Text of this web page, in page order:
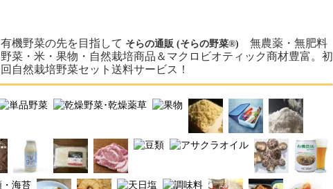
有機野菜の先を目指して そらの通販 (そらの野菜®)
無農薬・無肥料
野菜・米・果物・自然栽培商品＆マクロビオティック商材豊富。初
回自然栽培野菜セット送料サービス！